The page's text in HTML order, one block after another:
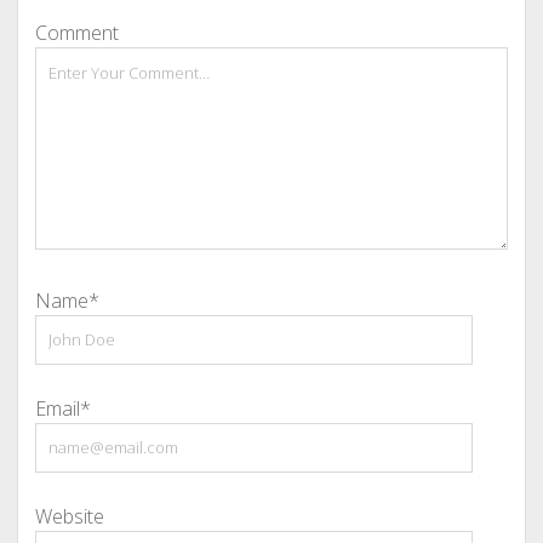
Comment
Name*
Email*
Website